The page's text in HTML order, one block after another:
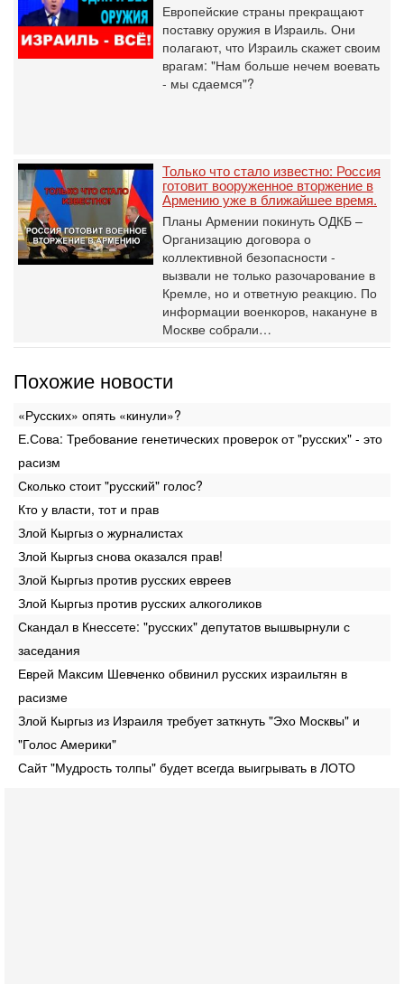
Европейские страны прекращают
поставку оружия в Израиль. Они
полагают, что Израиль скажет своим
врагам: "Нам больше нечем воевать
- мы сдаемся"?
Только что стало известно: Россия
готовит вооруженное вторжение в
Армению уже в ближайшее время.
Планы Армении покинуть ОДКБ –
Организацию договора о
коллективной безопасности -
вызвали не только разочарование в
Кремле, но и ответную реакцию. По
информации военкоров, накануне в
Москве собрали…
Похожие новости
«Русских» опять «кинули»?
Е.Сова: Требование генетических проверок от "русских" - это
расизм
Сколько стоит "русский" голос?
Кто у власти, тот и прав
Злой Кыргыз о журналистах
Злой Кыргыз снова оказался прав!
Злой Кыргыз против русских евреев
Злой Кыргыз против русских алкоголиков
Скандал в Кнессете: "русских" депутатов вышвырнули с
заседания
Еврей Максим Шевченко обвинил русских израильтян в
расизме
Злой Кыргыз из Израиля требует заткнуть "Эхо Москвы" и
"Голос Америки"
Сайт "Мудрость толпы" будет всегда выигрывать в ЛОТО